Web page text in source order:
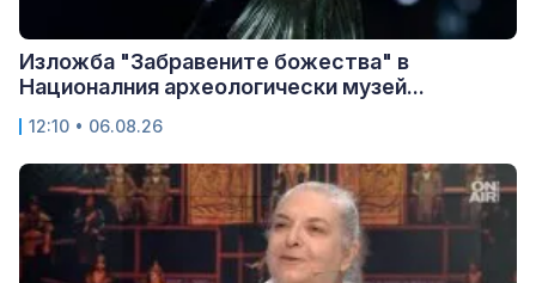
Изложба "Забравените божества" в
Националния археологически музей...
12:10 • 06.08.26